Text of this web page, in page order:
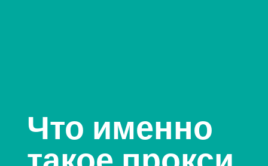
Что именно